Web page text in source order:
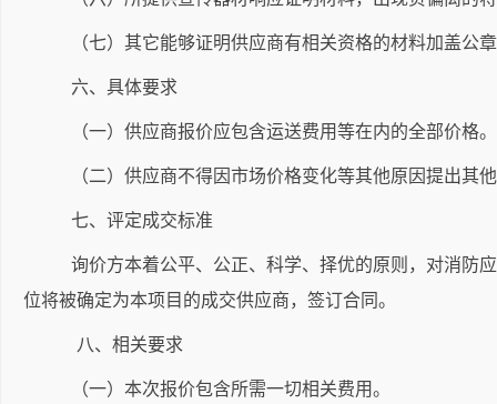
（七）其它能够证明供应商有相关资格的材料加盖公
六、具体要求
（一）供应商报价应包含运送费用等在内的全部价格。
（二）供应商不得因市场价格变化等其他原因提出
七、评定成交标准
询价方本着公平、公正、科学、择优的原则，对消防
位将被确定为本项目的成交供应商，签订合同。
八、相关要求
（一）本次报价包含所需一切相关费用。